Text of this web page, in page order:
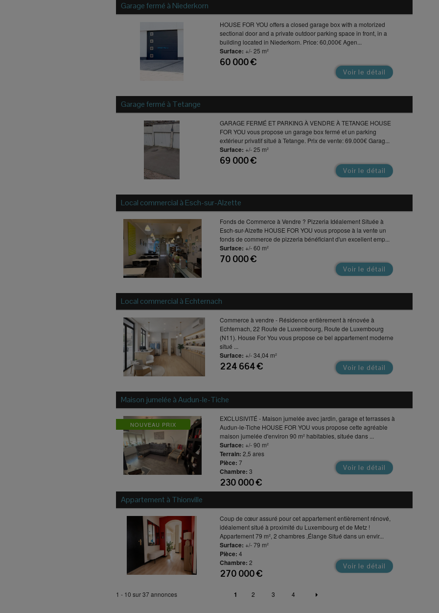
Garage fermé à Niederkorn
HOUSE FOR YOU offers a closed garage box with a motorized
sectional door and a private outdoor parking space in front, in a
building located in Niederkorn. Price: 60,000€ Agen...
Surface: +/- 25 m²
60 000 €
Voir le détail
Garage fermé à Tetange
GARAGE FERMÉ ET PARKING À VENDRE À TETANGE HOUSE
FOR YOU vous propose un garage box fermé et un parking
extérieur privatif situé à Tetange. Prix de vente: 69.000€ Garag...
Surface: +/- 25 m²
69 000 €
Voir le détail
Local commercial à Esch-sur-Alzette
Fonds de Commerce à Vendre ? Pizzeria Idéalement Située à
Esch-sur-Alzette HOUSE FOR YOU vous propose à la vente un
fonds de commerce de pizzeria bénéficiant d'un excellent emp...
Surface: +/- 60 m²
70 000 €
Voir le détail
Local commercial à Echternach
Commerce à vendre - Résidence entièrement à rénovée à
Echternach, 22 Route de Luxembourg, Route de Luxembourg
(N11). House For You vous propose ce bel appartement moderne
situé ...
Surface: +/- 34,04 m²
224 664 € Voir le détail
Maison jumelée àAudun-le-Tiche
NOUVEAU PRIX
EXCLUSIVITÉ - Maison jumelée avec jardin, garage et terrasses à
Audun-le-Tiche HOUSE FOR YOU vous propose cette agréable
maison jumelée d'environ 90 m² habitables, située dans ...
Surface: +/- 90 m²
Terrain: 2,5 ares
Pièce: 7
Chambre: 3
230 000 €
Voir le détail
Appartement à Thionville
Coup de cœur assuré pour cet appartement entièrement rénové,
idéalement situé à proximité du Luxembourg et de Metz !
Appartement 79 m², 2 chambres ,Élange Situé dans un envir...
Surface: +/- 79 m²
Pièce: 4
Chambre: 2
270 000 €
Voir le détail
1 - 10 sur 37 annonces 1 2 3 4